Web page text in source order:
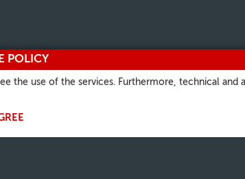
POLICY
the use of the services. Furthermore, technical and